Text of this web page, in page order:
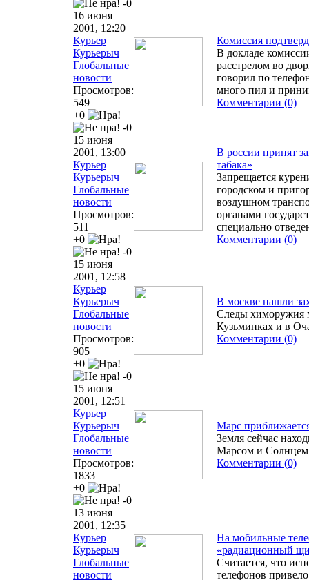
-0
16 июня
2001, 12:20
Курьер
Курьерыч
Глобальные
новости
Просмотров:
549
+0
-0
Комиссия
В докладе
расстрелом во
говорил по
много пил и
Комментарии (0)
15 июня
2001, 13:00
Курьер
Курьерыч
Глобальные
новости
Просмотров:
511
+0
-0
В россии принят
табака»
Запрещается
городском и
воздушном
органами
специально
Комментарии (0)
15 июня
2001, 12:58
Курьер
Курьерыч
Глобальные
новости
Просмотров:
905
+0
-0
В москве нашли
Следы химоружия
Кузьминках и в
Комментарии (0)
15 июня
2001, 12:51
Курьер
Курьерыч
Глобальные
новости
Просмотров:
1833
+0
-0
Марс
Земля сейчас
Марсом и Солнцем
Комментарии (0)
13 июня
2001, 12:35
Курьер
Курьерыч
Глобальные
новости
На мобильные
«радиационный
Считается, что
телефонов